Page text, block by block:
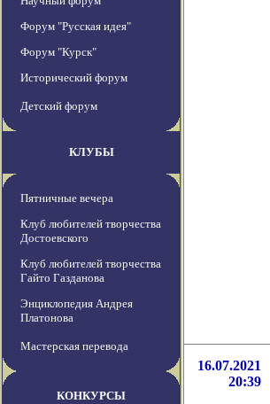
Форум "Русская идея"
Форум "Курск"
Исторический форум
Детский форум
КЛУБЫ
Пятничные вечера
Клуб любителей творчества
Достоевского
Клуб любителей творчества
Гайто Газданова
Энциклопедия Андрея
Платонова
Мастерская перевода
КОНКУРСЫ
16.07.2021
20:39